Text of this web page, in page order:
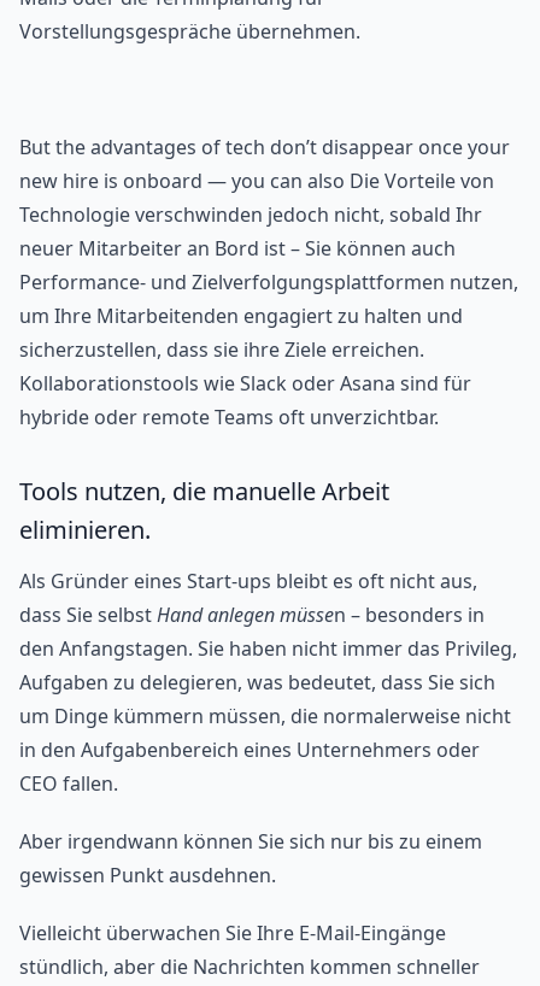
Vorstellungsgespräche übernehmen.
But the advantages of tech don’t disappear once your
new hire is onboard — you can also Die Vorteile von
Technologie verschwinden jedoch nicht, sobald Ihr
neuer Mitarbeiter an Bord ist – Sie können auch
Performance- und Zielverfolgungsplattformen nutzen,
um Ihre Mitarbeitenden engagiert zu halten und
sicherzustellen, dass sie ihre Ziele erreichen.
Kollaborationstools wie Slack oder Asana sind für
hybride oder remote Teams oft unverzichtbar.
Tools nutzen, die manuelle Arbeit
eliminieren.
Als Gründer eines Start-ups bleibt es oft nicht aus,
dass Sie selbstHand anlegen müssen – besonders in
den Anfangstagen. Sie haben nicht immer das Privileg,
Aufgaben zu delegieren, was bedeutet, dass Sie sich
um Dinge kümmern müssen, die normalerweise nicht
in den Aufgabenbereich eines Unternehmers oder
CEO fallen.
Aber irgendwann können Sie sich nur bis zu einem
gewissen Punkt ausdehnen.
Vielleicht überwachen Sie Ihre E-Mail-Eingänge
stündlich, aber die Nachrichten kommen schneller